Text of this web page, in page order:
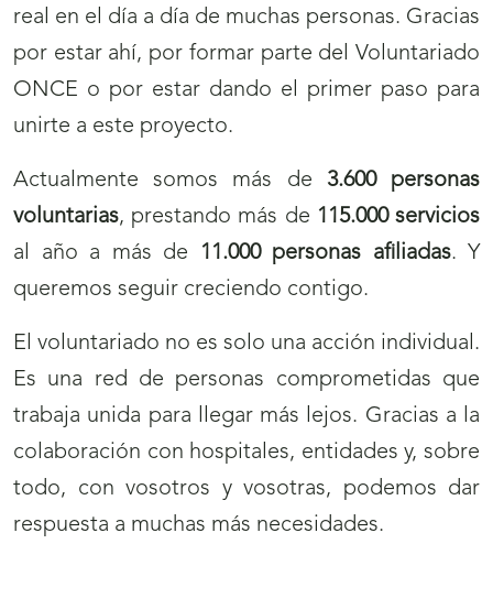
real en el día a día de muchas personas. Gracias
por estar ahí, por formar parte del Voluntariado
ONCE o por estar dando el primer paso para
unirte a este proyecto.
Actualmente somos más de 3.600 personas
voluntarias, prestando más de 115.000 servicios
al año a más de
11.000 personas afiliadas. Y
queremos seguir creciendo contigo.
El voluntariado no es solo una acción individual.
Es una red de personas comprometidas que
trabaja unida para llegar más lejos. Gracias a la
colaboración con hospitales, entidades y, sobre
todo, con vosotros y vosotras, podemos dar
respuesta a muchas más necesidades.